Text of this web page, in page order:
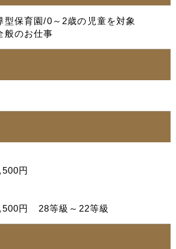
型保育園/0～2歳の児童を対象
般のお仕事
円
円 28等級～22等級